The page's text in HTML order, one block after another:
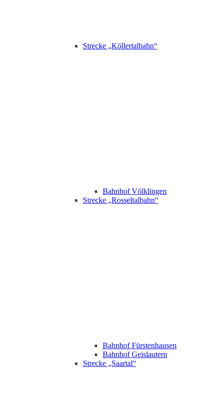
Strecke „Köllertalbahn“
Bahnhof Völklingen
Strecke „Rosseltalbahn“
Bahnhof Fürstenhausen
Bahnhof Geislautern
Strecke „Saartal“